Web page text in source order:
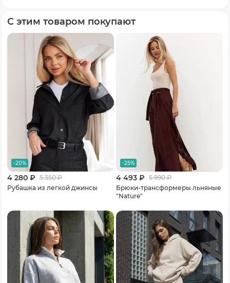
С этим товаром покупают
-20%
4 280 ₽ 5 350₽
Рубашка из легкой джинсы
-25%
4 493 ₽ 5 990₽
Брюки-трансформеры льняные
"Nature"